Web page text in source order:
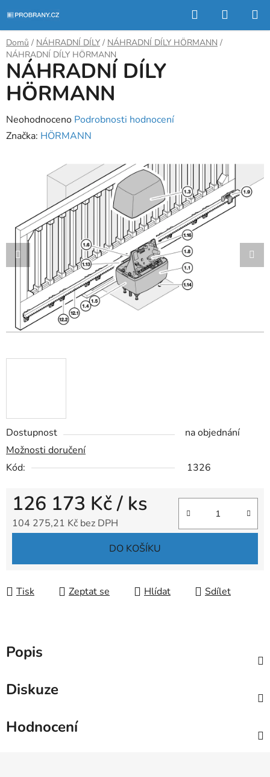
na
obsah
Hledat
KOŠÍK
Domů / NÁHRADNÍ DÍLY / NÁHRADNÍ DÍLY HÖRMANN /
NÁHRADNÍ DÍLY HÖRMANN
Dostupnost
na objednání
Možnosti doručení
Kód:
1326
126 173 Kč/ ks
104 275,21 Kč bez DPH
DO KOŠÍKU
Tisk Zeptat se Hlídat Sdílet
NÁHRADNÍ DÍLY
HÖRMANN
Průměrné
hodnocení
hvězdiček.
Neohodnoceno Podrobnosti hodnocení
Značka: HÖRMANN
Popis
Diskuze
Hodnocení